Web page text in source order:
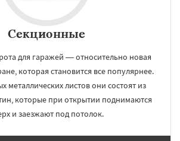
Секционные
для гаражей — относительно новая
которая становится все популярнее.
металлических листов они состоят из
которые при открытии поднимаются
и заезжают под потолок.